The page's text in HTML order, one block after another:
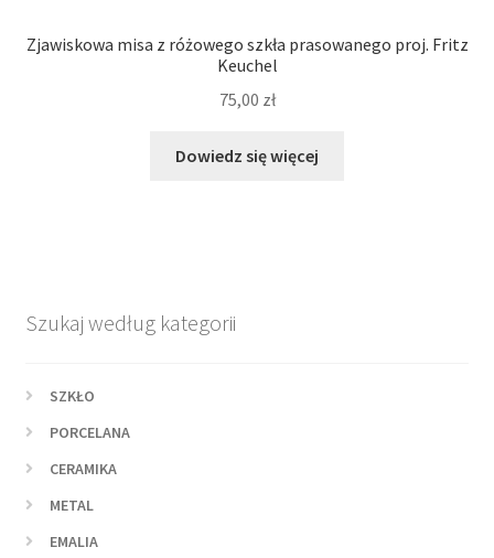
Zjawiskowa misa z różowego szkła prasowanego proj. Fritz
Keuchel
75,00 zł
Dowiedz się więcej
Szukaj według kategorii
SZKŁO
PORCELANA
CERAMIKA
METAL
EMALIA